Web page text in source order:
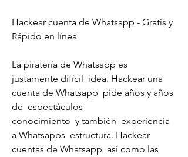
Hackear cuenta de Whatsapp - Gratis y
Rápido en línea
La piratería de Whatsapp es
justamente difícil  idea. Hackear una
cuenta de Whatsapp  pide años y años
de  espectáculos
conocimiento  y también  experiencia
a Whatsapps  estructura. Hackear
cuentas de Whatsapp  así como las